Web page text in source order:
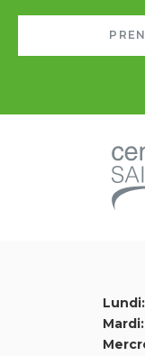
Lundi:
Mardi: